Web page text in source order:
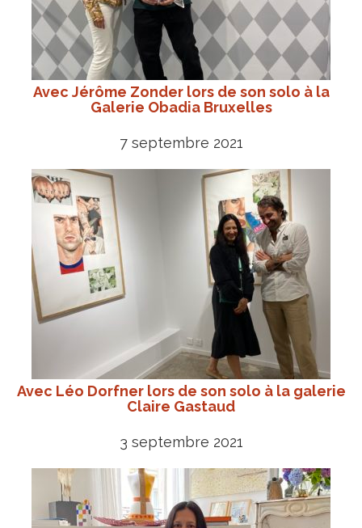
Avec Jérôme Zonder lors de son solo à la
Galerie Obadia Bruxelles
7 septembre 2021
Avec Léo Dorfner lors de son solo à la galerie
Claire Gastaud
3 septembre 2021